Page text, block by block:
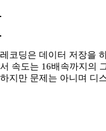
레코딩은 데이터 저장을
서 속도는 16배속까지의
하지만 문제는 아니며 디